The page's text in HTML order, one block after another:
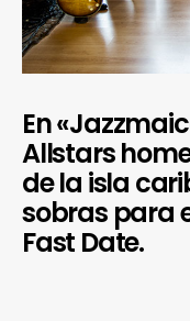
En
Allstars
de la isla
sobras para
Fast Date.